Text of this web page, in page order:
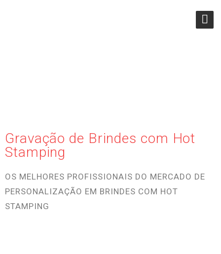
Gravação de Brindes com Hot
Stamping
OS MELHORES PROFISSIONAIS DO MERCADO DE
PERSONALIZAÇÃO EM BRINDES COM HOT
STAMPING